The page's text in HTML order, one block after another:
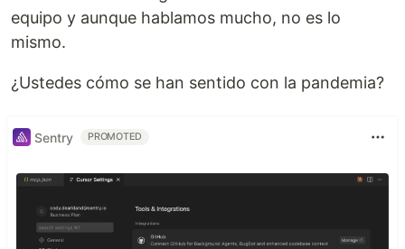
equipo y aunque hablamos mucho, no es lo
mismo.
¿Ustedes cómo se han sentido con la pandemia?
Sentry PROMOTED